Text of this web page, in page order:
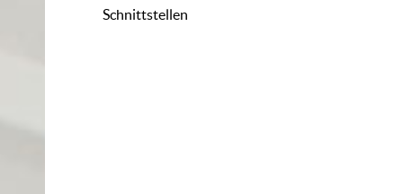
Schnittstellen